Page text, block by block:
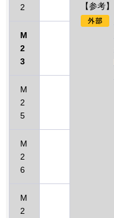
【参考】
2
M
2
3
M
2
5
M
2
6
M
2